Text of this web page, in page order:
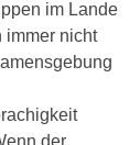
im Lande
immer nicht
der